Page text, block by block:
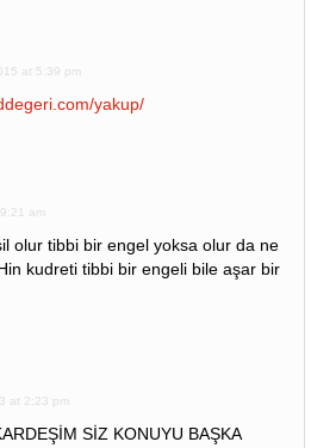
at 5:39 pm
yakup/
am
olur tibbi bir engel yoksa olur da ne
kudreti tibbi bir engeli bile aşar bir
at 2:23 pm
SİZ KONUYU BAŞKA